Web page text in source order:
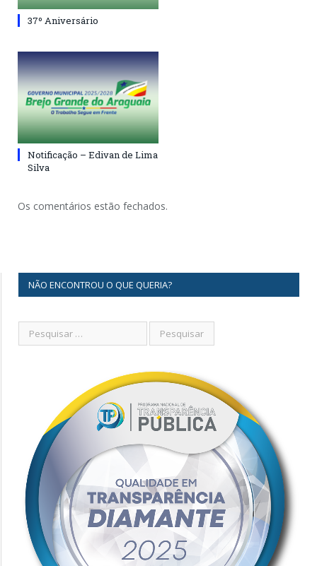
37º Aniversário
Notificação – Edivan de Lima
Silva
Os comentários estão fechados.
NÃO ENCONTROU O QUE QUERIA?